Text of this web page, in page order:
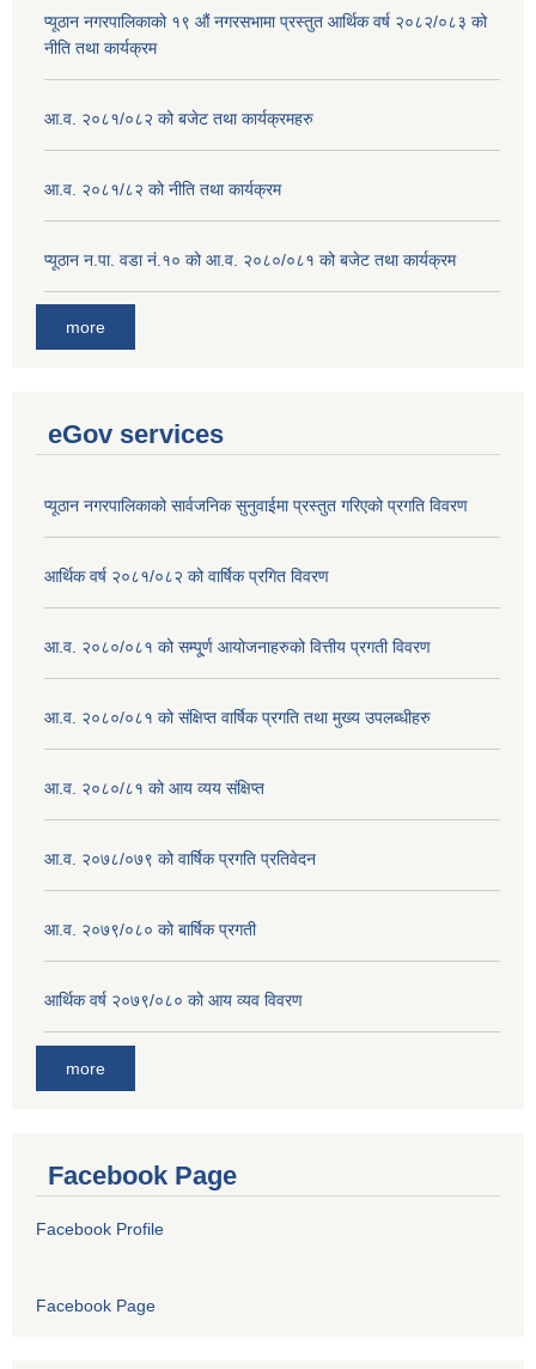
प्यूठान नगरपालिकाको १९ औं नगरसभामा प्रस्तुत आर्थिक वर्ष २०८२/०८३ को
नीति तथा कार्यक्रम
आ.व. २०८१/०८२ को बजेट तथा कार्यक्रमहरु
आ.व. २०८१/८२ को नीति तथा कार्यक्रम
प्यूठान न.पा. वडा नं.१० को आ.व. २०८०/०८१ को बजेट तथा कार्यक्रम
more
eGov services
प्यूठान नगरपालिकाको सार्वजनिक सुनुवाईमा प्रस्तुत गरिएको प्रगति विवरण
आर्थिक वर्ष २०८१/०८२ को वार्षिक प्रगित विवरण
आ.व. २०८०/०८१ को सम्पू्र्ण आयोजनाहरुको वित्तीय प्रगती विवरण
आ.व. २०८०/०८१ को संक्षिप्त वार्षिक प्रगति तथा मुख्य उपलब्धीहरु
आ.व. २०८०/८१ को आय व्यय संक्षिप्त
आ.व. २०७८/०७९ को वार्षिक प्रगति प्रतिवेदन
आ.व. २०७९/०८० को बार्षिक प्रगती
आर्थिक वर्ष २०७९/०८० को आय व्यव विवरण
more
Facebook Page
Facebook Profile
Facebook Page